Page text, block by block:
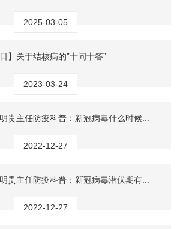
2025-03-05
】关于结核病的”十问十答”
2023-03-24
贵主任防疫科普：新冠病毒什么时候...
2022-12-27
贵主任防疫科普：新冠病毒潜伏期有...
2022-12-27